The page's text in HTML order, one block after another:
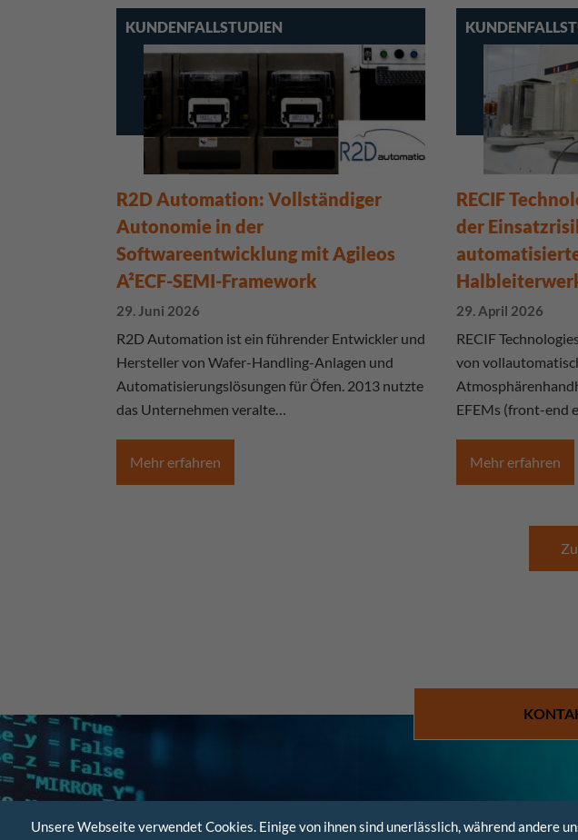
KUNDENFALLSTUDIEN
R2D Automation: Vollständiger
Autonomie in der
Softwareentwicklung mit Agileos
A²ECF-SEMI-Framework
29. Juni 2026
R2D Automation ist ein führender Entwickler und
Hersteller von Wafer-Handling-Anlagen und
Automatisierungslösungen für Öfen. 2013 nutzte
das Unternehmen veralte…
Mehr erfahren
RECIF
der
29. April 2026
RECIF
von
EFEMs (front-end
Mehr erfahren
Unsere Webseite verwendet Cookies. Einige von ihnen sind unerlässlich, während andere